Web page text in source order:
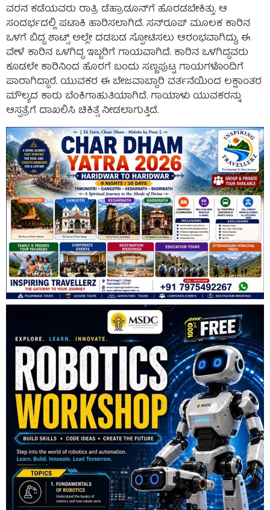
ವರನ ಕಡೆಯವರು ರಾತ್ರಿ ಡೆಹ್ರಾಡೂನ್‌ಗೆ ಹೊರಡಬೇಕಿತ್ತು. ಆ
ಸಂದರ್ಭದಲ್ಲಿ ಪಟಾಕಿ ಹಾರಿಸಲಾಗಿದೆ. ಸನ್‌ರೂಪ್‌ ಮೂಲಕ ಕಾರಿನ
ಒಳಗೆ ಬಿದ್ದ ಶಾಟ್ಸ್‌ ಅಲ್ಲೇ ದಡಬಡ ಸ್ಪೋಟಿಸಲು ಆರಂಭವಾಗಿದ್ದು, ಈ
ವೇಳೆ ಕಾರಿನ ಒಳಗಿದ್ದ ಇಬ್ಬರಿಗೆ ಗಾಯವಾಗಿದೆ. ಕಾರಿನ ಒಳಗಿದ್ದವರು
ಕೂಡಲೇ ಕಾರಿನಿಂದ ಹೊರಗೆ ಬಂದು ಸಣ್ಣಪುಟ್ಟ ಗಾಯಗಳೊಂದಿಗೆ
ಪಾರಾಗಿದ್ದಾರೆ. ಯುವಕರ ಈ ಬೇಜವಾಬ್ದಾರಿ ವರ್ತನೆಯಿಂದ ಲಕ್ಷಾಂತರ
ಮೌಲ್ಯದ ಕಾರು ಬೆಂಕಿಗಾಹುತಿಯಾಗಿದೆ. ಗಾಯಾಳು ಯುವಕರನ್ನು
ಆಸ್ಪತ್ರೆಗೆ ದಾಖಲಿಸಿ ಚಿಕಿತ್ಸೆ ನೀಡಲಾಗುತ್ತಿದೆ.